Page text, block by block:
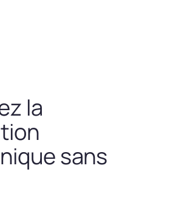
la
sans